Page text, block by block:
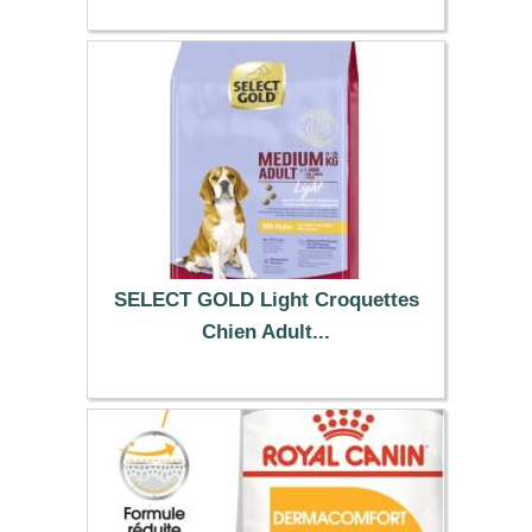
SELECT GOLD Light Croquettes
Chien Adult...
53.99 €